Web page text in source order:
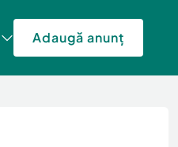
Adaugă anunț